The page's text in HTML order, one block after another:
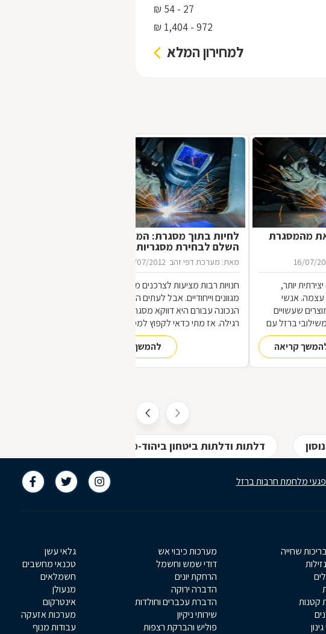
27 - 54 ₪
972 - 1,404 ₪
למחירון המלא
מהמסגרת
16/07/
יותר,
עצמה. אנשי
שעשויים
ברזל עם
רחב של
סורגים, שערים
חומר גס ומחוספס,
קריאה
לחיות בתוך מסגרת: המדריך
השלם לבחירת מסגריות
מאת: מערכת דפי זהב 16/07/2012
חנויות רבות מציעות לצרכנים מוצרי מתכת
מגוונים וייחודיים. אבל לעתים הכתובת
הנכונה עבורם היא דווקא מסגריה ולא חנות
רגילה. אז מתי כדאי לקפוץ למסגריה ומה
הופך אותה לראויה?
להמשך קריאה
דלתות ודלתות ביטחון ביהוד-מונוסון
מלחמת חרבות ברזל
שחייה
קטנות
מערכות כיבוי אש
דודי שמש וחשמל
הרחקת יונים
הדברה ירוקה
הדברת עכברים וחולדות
שירותי ניקיון
פוליש והברקת רצפות
גלאי עשן
טכנאי מחשבים
חשמלאים
מנעולן
אינטרקום
מערכות אזעקה
עבודות מנוף